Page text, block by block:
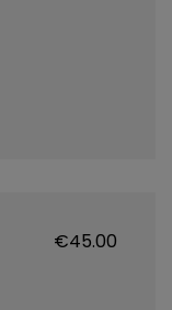
€45.00